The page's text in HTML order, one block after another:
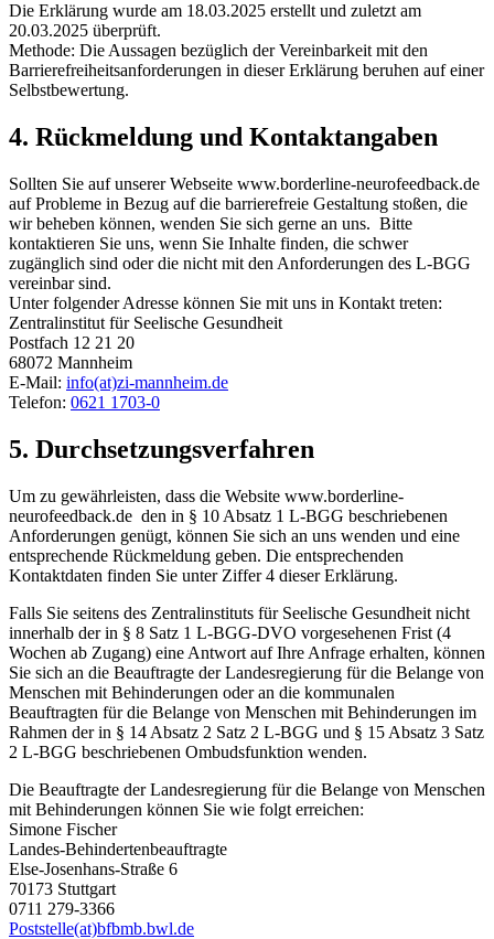
Die Erklärung wurde am 18.03.2025 erstellt und zuletzt am
20.03.2025 überprüft.
Methode: Die Aussagen bezüglich der Vereinbarkeit mit den
Barrierefreiheitsanforderungen in dieser Erklärung beruhen auf einer
Selbstbewertung.
4. Rückmeldung und Kontaktangaben
Sollten Sie auf unserer Webseite www.borderline-neurofeedback.de
auf Probleme in Bezug auf die barrierefreie Gestaltung stoßen, die
wir beheben können, wenden Sie sich gerne an uns. Bitte
kontaktieren Sie uns, wenn Sie Inhalte finden, die schwer
zugänglich sind oder die nicht mit den Anforderungen des L-BGG
vereinbar sind.
Unter folgender Adresse können Sie mit uns in Kontakt treten:
Zentralinstitut für Seelische Gesundheit
Postfach 12 21 20
68072 Mannheim
E-Mail: info(at)zi-mannheim.de
Telefon: 0621 1703-0
5. Durchsetzungsverfahren
Um zu gewährleisten, dass die Website www.borderline-
neurofeedback.de den in § 10 Absatz 1 L-BGG beschriebenen
Anforderungen genügt, können Sie sich an uns wenden und eine
entsprechende Rückmeldung geben. Die entsprechenden
Kontaktdaten finden Sie unter Ziffer 4 dieser Erklärung.
Falls Sie seitens des Zentralinstituts für Seelische Gesundheit nicht
innerhalb der in § 8 Satz 1 L-BGG-DVO vorgesehenen Frist (4
Wochen ab Zugang) eine Antwort auf Ihre Anfrage erhalten, können
Sie sich an die Beauftragte der Landesregierung für die Belange von
Menschen mit Behinderungen oder an die kommunalen
Beauftragten für die Belange von Menschen mit Behinderungen im
Rahmen der in § 14 Absatz 2 Satz 2 L-BGG und § 15 Absatz 3 Satz
2 L-BGG beschriebenen Ombudsfunktion wenden.
Die Beauftragte der Landesregierung für die Belange von Menschen
mit Behinderungen können Sie wie folgt erreichen:
Simone Fischer
Landes-Behindertenbeauftragte
Else-Josenhans-Straße 6
70173 Stuttgart
0711 279-3366
Poststelle(at)bfbmb.bwl.de